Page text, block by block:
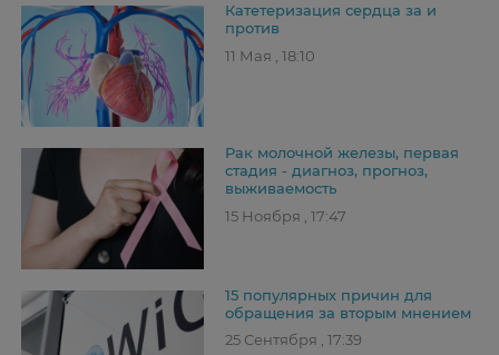
Катетеризация сердца за и
против
11 Мая , 18:10
Рак молочной железы, первая
стадия - диагноз, прогноз,
выживаемость
15 Ноября , 17:47
15 популярных причин для
обращения за вторым мнением
25 Сентября , 17:39